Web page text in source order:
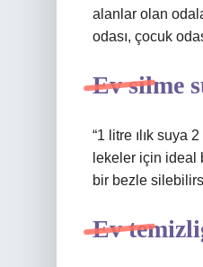
alanlar olan
odası, çocuk
Ev silme
“1 litre ılık suya
lekeler için ideal
bir bezle
Ev